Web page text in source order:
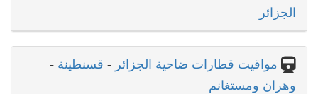
الجزائر
مواقيت قطارات ضاحية الجزائر - قسنطينة -
وهران ومستغانم